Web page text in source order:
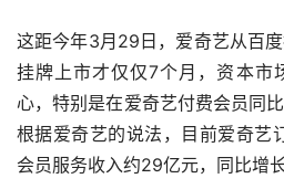
这距今年3月29日，爱奇艺从百
挂牌上市才仅仅7个月，资本市
心，特别是在爱奇艺付费会员
根据爱奇艺的说法，目前爱奇艺
会员服务收入约29亿元，同比增